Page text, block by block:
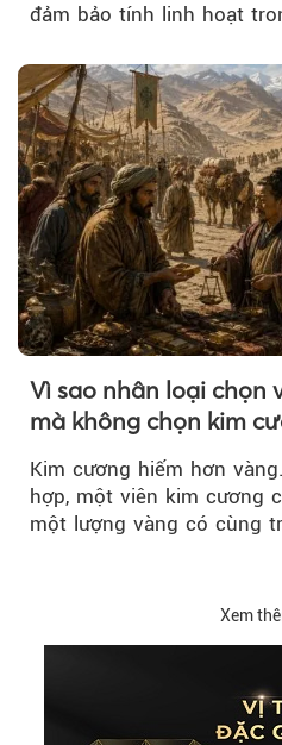
đảm bảo tính linh hoạt
Vì sao nhân loại chọn
mà không chọn kim
Kim cương hiếm hơn
hợp, một viên kim cương
một lượng vàng có cùng
Xem